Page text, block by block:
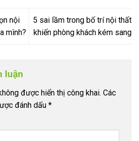
nội
mình?
5 sai lầm trong bố trí nội thất
khiến phòng khách kém sang
luận
được hiển thị công khai. Các
đánh dấu *